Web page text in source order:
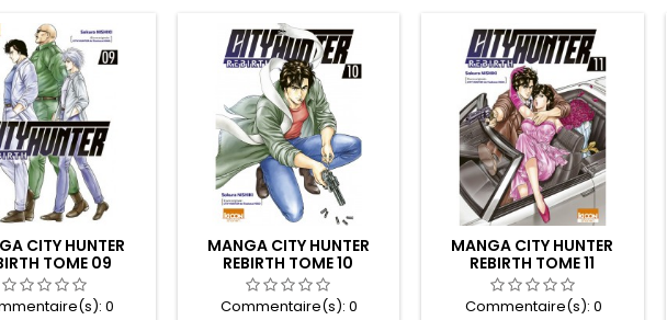
CITY HUNTER
TOME 09
0
MANGA CITY HUNTER
REBIRTH TOME 10
Commentaire(s):0
MANGA CITY HUNTER
REBIRTH TOME 11
Commentaire(s): 0